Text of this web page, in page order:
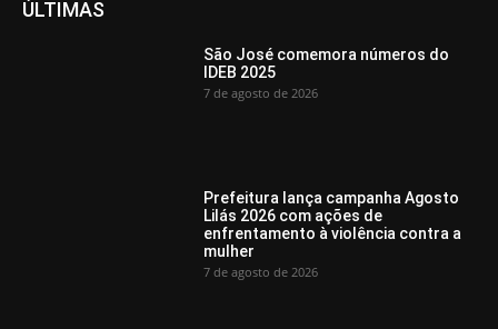
ÚLTIMAS
São José comemora números do
IDEB 2025
7 de agosto de 2026
Prefeitura lança campanha Agosto
Lilás 2026 com ações de
enfrentamento à violência contra a
mulher
7 de agosto de 2026